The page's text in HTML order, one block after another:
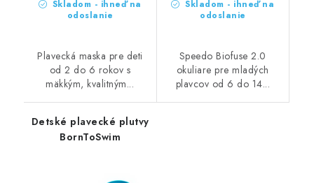
Skladom - ihneď na
odoslanie
Plavecká maska pre deti
od 2 do 6 rokov s
mäkkým, kvalitným...
Skladom - ihneď na
odoslanie
Speedo Biofuse 2.0
okuliare pre mladých
plavcov od 6 do 14...
Detské plavecké plutvy
BornToSwim